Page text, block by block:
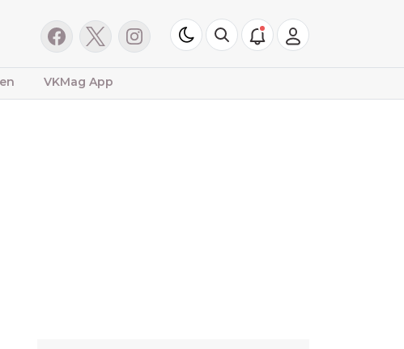
VKMag App